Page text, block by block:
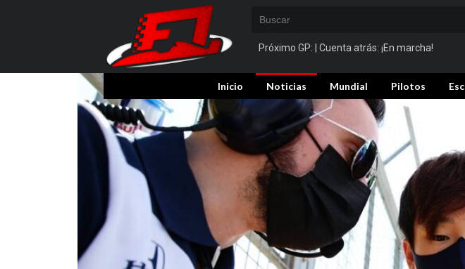
Próximo GP: | Cuenta atrás: ¡En marcha!
Inicio Noticias Mundial Pilotos